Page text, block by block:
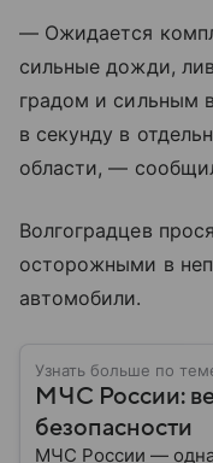
— Ожидается
сильные дожди,
градом и сильным
в секунду в
области, —
Волгоградцев
осторожными в
автомобили.
Узнать больше по
МЧС России:
безопасности
МЧС России — одна